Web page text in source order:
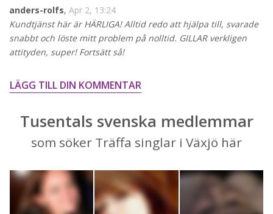
anders-rolfs, Apr 2, 13:24
Kundtjänst här är HÄRLIGA! Alltid redo att hjälpa till, svarade
snabbt och löste mitt problem på nolltid. GILLAR verkligen
attityden, super! Fortsätt så!
LÄGG TILL DIN KOMMENTAR
Tusentals svenska medlemmar
som söker Träffa singlar i Växjö här